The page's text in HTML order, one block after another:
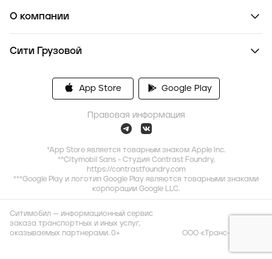
О компании
Сити Грузовой
App Store Google Play
Правовая информация
*App Store является товарным знаком Apple Inc.
**Citymobil Sans - Студия Contrast Foundry,
https://contrastfoundry.com
***Google Play и логотип Google Play являются товарными знаками
корпорации Google LLC.
Ситимобил — информационный сервис
заказа транспортных и иных услуг,
оказываемых партнерами. 0+
ООО «Транс-Миссия»